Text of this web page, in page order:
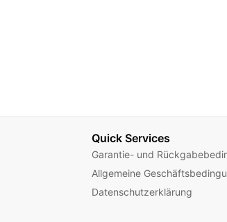
Quick Services
Garantie- und
Allgemeine
Datenschutzerklärung